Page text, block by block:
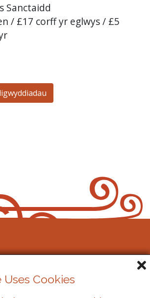
Sanctaidd
/ £17 corff yr eglwys / £5
Uses Cookies